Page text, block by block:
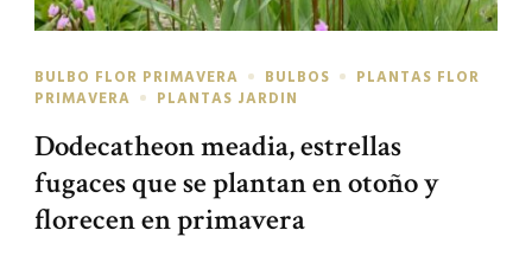
BULBO FLOR PRIMAVERA BULBOS
PLANTAS FLOR
PRIMAVERA
PLANTAS JARDIN
Dodecatheon meadia, estrellas
fugaces que se plantan en otoño y
florecen en primavera